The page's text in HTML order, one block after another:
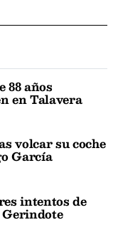
88 años
en Talavera
volcar su coche
García
intentos de